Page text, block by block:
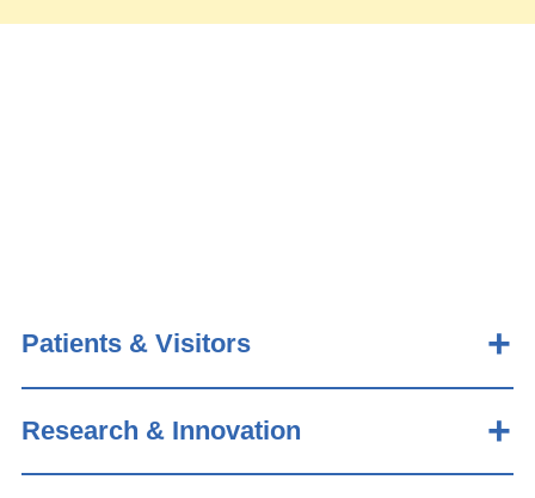
Patients & Visitors
Research & Innovation